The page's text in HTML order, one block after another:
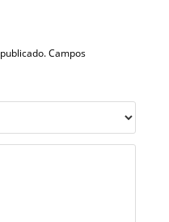
Campos